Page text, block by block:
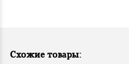
Схожие товары: